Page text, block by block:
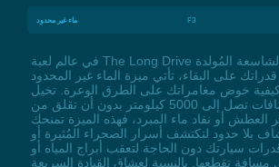
ماء غير محدود F3
في عالم لعبة The Long Drive حيث الصحراء الشاسعة المُولدة
على البقاء، تأتي ميزة الماء غير المحدود
كيفية خوض مغامراتك على الطرق الوعرة. تخيل
نفسك تقود لمسافات تصل إلى 5000 كيلومتر بدون أن تقلق من
أو نفاد ماء المبرد، فهذه الميزة تمنحك
بلا حدود لتكتشف أسرار الصحراء المُثيرة أو
سيارتك دون الحاجة لتعقب أبراج المياه أو
مسافة تقطعها. بالنسبة لعشاق القيادة السريعة